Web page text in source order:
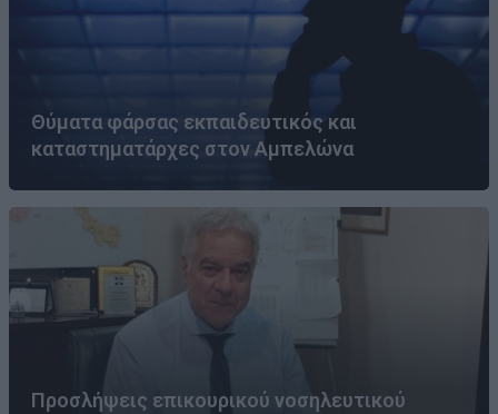
Θύματα φάρσας εκπαιδευτικός και
καταστηματάρχες στον Αμπελώνα
Προσλήψεις επικουρικού νοσηλευτικού